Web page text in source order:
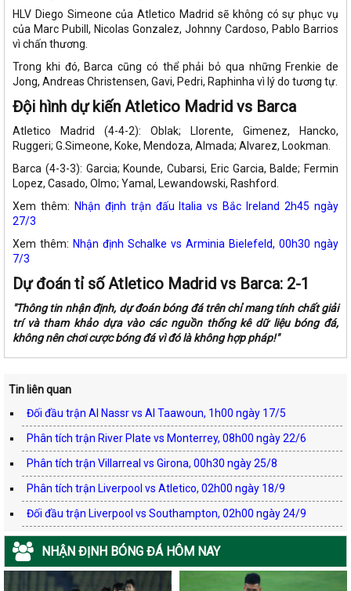
HLV Diego Simeone của Atletico Madrid sẽ không có sự phục vụ
của Marc Pubill, Nicolas Gonzalez, Johnny Cardoso, Pablo Barrios
vì chấn thương.
Trong khi đó, Barca cũng có thể phải bỏ qua những Frenkie de
Jong, Andreas Christensen, Gavi, Pedri, Raphinha vì lý do tương tự.
Đội hình dự kiến Atletico Madrid vs Barca
Atletico Madrid (4-4-2): Oblak; Llorente, Gimenez, Hancko,
Ruggeri; G.Simeone, Koke, Mendoza, Almada; Alvarez, Lookman.
Barca (4-3-3): Garcia; Kounde, Cubarsi, Eric Garcia, Balde; Fermin
Lopez, Casado, Olmo; Yamal, Lewandowski, Rashford.
Xem thêm: Nhận định trận đấu Italia vs Bắc Ireland 2h45 ngày
27/3
Xem thêm: Nhận định Schalke vs Arminia Bielefeld, 00h30 ngày
7/3
Dự đoán tỉ số Atletico Madrid vs Barca: 2-1
"Thông tin nhận định, dự đoán bóng đá trên chỉ mang tính chất giải
trí và tham khảo dựa vào các nguồn thống kê dữ liệu bóng đá,
không nên chơi cược bóng đá vì đó là không hợp pháp!"
Tin liên quan
Đối đầu trận Al Nassr vs Al Taawoun, 1h00 ngày 17/5
Phân tích trận River Plate vs Monterrey, 08h00 ngày 22/6
Phân tích trận Villarreal vs Girona, 00h30 ngày 25/8
Phân tích trận Liverpool vs Atletico, 02h00 ngày 18/9
Đối đầu trận Liverpool vs Southampton, 02h00 ngày 24/9
NHẬN ĐỊNH BÓNG ĐÁ HÔM NAY